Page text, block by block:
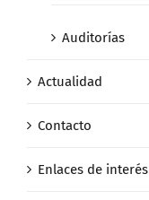
Auditorías
Actualidad
Contacto
Enlaces de interés